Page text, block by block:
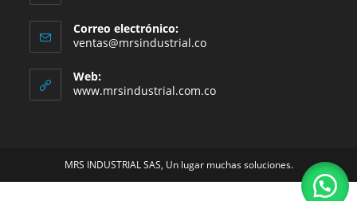
Correo electrónico:
ventas@mrsindustrial.coSe
tu
aplicación
Web:
www.mrsindustrial.com.co
MRS INDUSTRIAL SAS, Un lugar muchas soluciones.